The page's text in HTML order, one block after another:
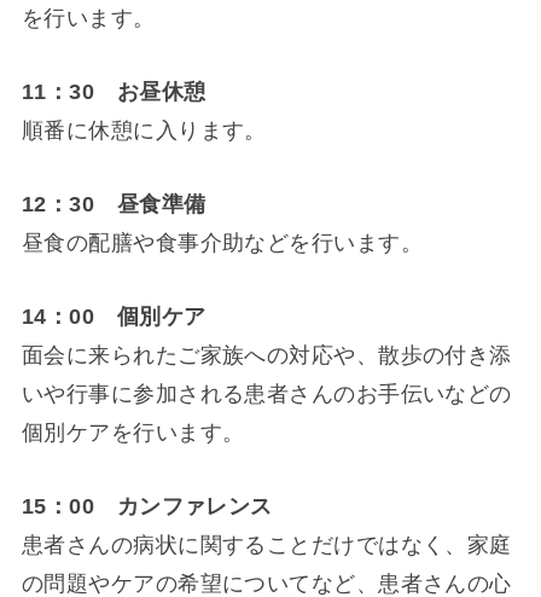
を行います。
11：30 お昼休憩
順番に休憩に入ります。
12：30 昼食準備
昼食の配膳や食事介助などを行います。
14：00 個別ケア
面会に来られたご家族への対応や、散歩の付き添
いや行事に参加される患者さんのお手伝いなどの
個別ケアを行います。
15：00 カンファレンス
患者さんの病状に関することだけではなく、家庭
の問題やケアの希望についてなど、患者さんの心